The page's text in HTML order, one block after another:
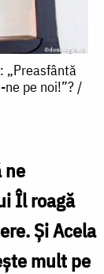
„Preasfântă
pe noi!”? /
ne
Îl roagă
Și Acela
mult pe